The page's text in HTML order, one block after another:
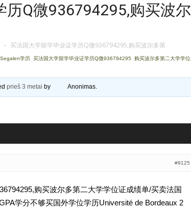
Apkasai.lt
Q微936794295,购买波尔
› 买法国大学留学毕业证学历Q微936794295,购买波尔多第
学历 买法国大学留学毕业证学历Q微936794295
购买波尔多第二大学学位
prieš 3 metai by Anonimas.
#9125
购买波尔多第二大学学位证成绩单/买卖法国
学分不够买国外学位学历Université de Bordeaux 2